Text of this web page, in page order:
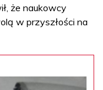
że naukowcy
w przyszłości na